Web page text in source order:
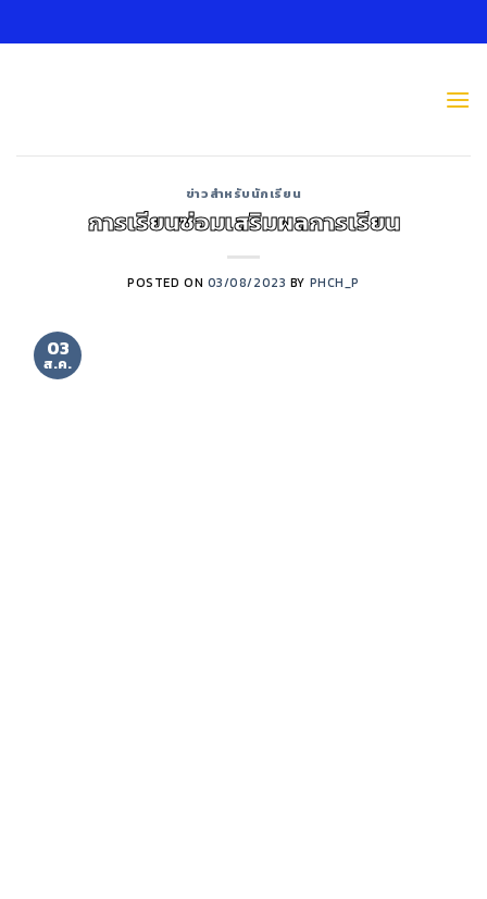
to
ข่าวสำหรับนักเรียน
การเรียนซ่อมเสริมผลการเรียน
POSTED ON 03/08/2023 BY PHCH_P
03
ส.ค.